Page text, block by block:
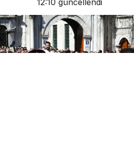
12:10 güncellendi